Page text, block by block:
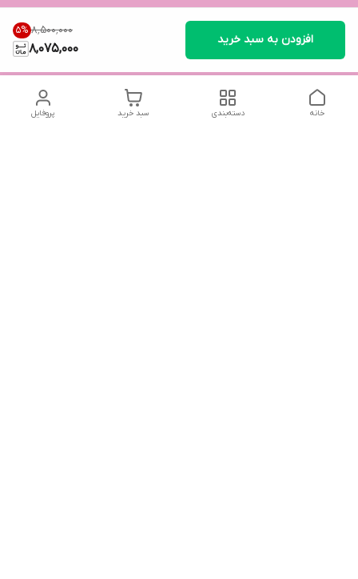
۸٬۵۰۰٬۰۰۰ 5%
8,075,000
افزودن به سبد خرید
پروفایل سبد خرید دسته‌بندی خانه